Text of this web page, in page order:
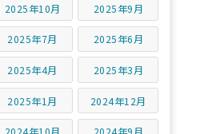
2025年10月 2025年9月
2025年7月 2025年6月
2025年4月 2025年3月
2025年1月 2024年12月